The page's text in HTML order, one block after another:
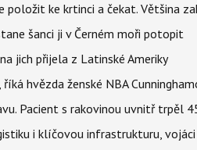
položit ke krtinci a čekat. Většina
šanci ji v Černém moři potopit
jich přijela z Latinské Ameriky
hvězda ženské NBA
Pacient s rakovinou uvnitř trpěl
i klíčovou infrastrukturu,